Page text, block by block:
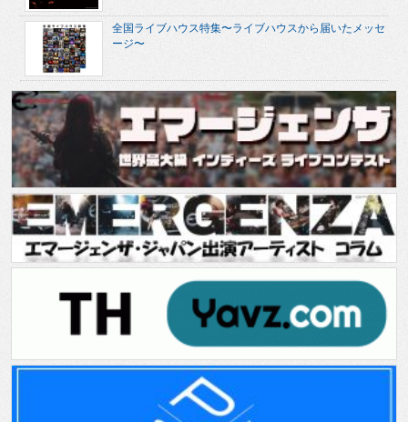
全国ライブハウス特集〜ライブハウスから届いたメッセ
ージ〜